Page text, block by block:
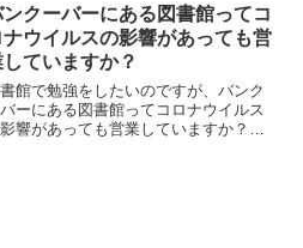
る留学生やワーホリで働いている人が
をしている掲示板『J...
ンクーバーにある図書館ってコ
ナウイルスの影響があっても営
ていますか？
館で勉強をしたいのですが、バンク
ーにある図書館ってコロナウイルス
響があっても営業していますか？上